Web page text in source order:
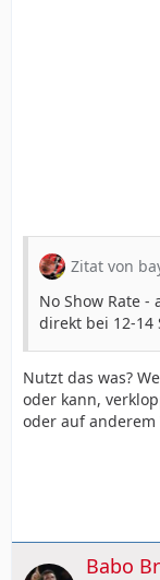
Zitat von
No Show Rate
direkt bei 12-14
Nutzt das was?
oder kann,
oder auf anderem
Babo